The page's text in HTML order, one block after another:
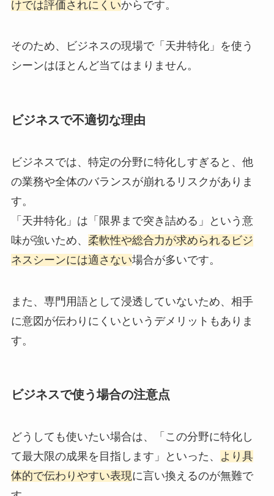
けでは評価されにくいからです。
そのため、ビジネスの現場で「天井特化」を使う
シーンはほとんど当てはまりません。
ビジネスで不適切な理由
ビジネスでは、特定の分野に特化しすぎると、他
の業務や全体のバランスが崩れるリスクがありま
す。
「天井特化」は「限界まで突き詰める」という意
味が強いため、 柔軟性や総合力が求められるビジ
ネスシーンには適さない場合が多いです。
また、専門用語として浸透していないため、相手
に意図が伝わりにくいというデメリットもありま
す。
ビジネスで使う場合の注意点
どうしても使いたい場合は、「この分野に特化し
て最大限の成果を目指します」といった、
より具
体的で伝わりやすい表現に言い換えるのが無難で